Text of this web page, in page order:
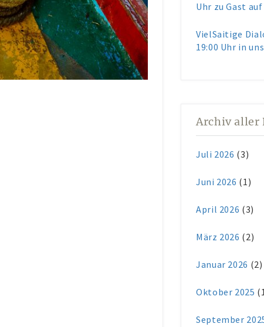
Uhr zu Gast
VielSaitige
19:00 Uhr in
Archiv aller
Juli 2026 (3)
Juni 2026 (1)
April 2026 (3)
März 2026 (2)
Januar 2026 (2)
Oktober 2025
September